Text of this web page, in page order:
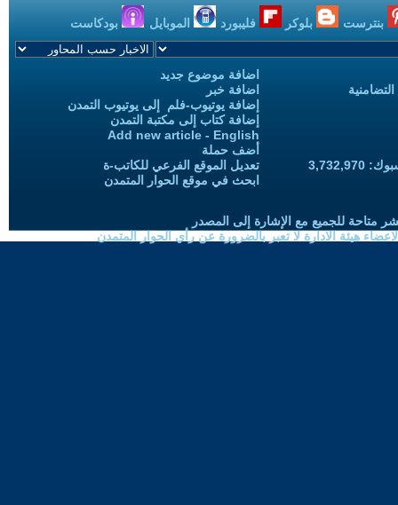
بنترست بلوكر فليبورد الموبايل بودكاست
اضافة موضوع جديد
اضافة خبر
إضافة يوتيوب-فلم إلى يوتيوب التمدن
إضافة كتاب إلى مكتبة التمدن
Add new article - English
أضف حملة
تعديل الموقع الفرعي للكاتب-ة
ابحث في موقع الحوار المتمدن
متاحة للجميع مع الإشارة إلى المصدر
هيئة الادارة لا تعبر بالضرورة عن رأي الحوار المتمدن